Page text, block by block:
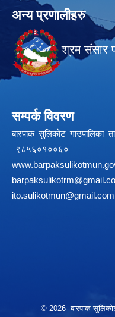
अन्य प्रणालीहरु
श्रम संसार
सम्पर्क विवरण
बारपाक सुलिकोट
ito.sulikotmun@gmail.com
© 2026 बारपाक सुलिकोट